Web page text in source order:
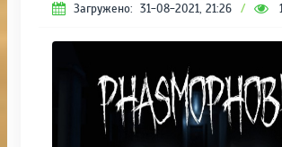
Загружено: 31-08-2021, 21:26 /